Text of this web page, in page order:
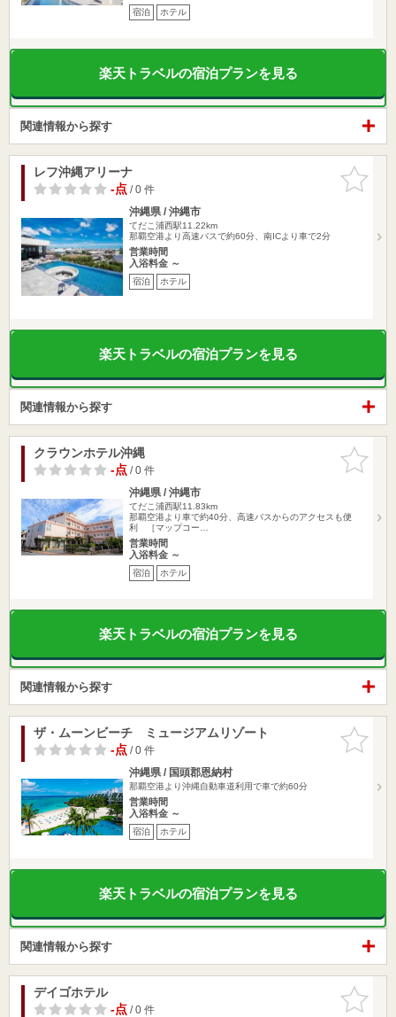
宿泊 ホテル
楽天トラベルの宿泊プランを見る
関連情報から探す
お気に入
りに追加
レフ沖縄アリーナ
-点/ 0 件
沖縄県 / 沖縄市
てだこ浦西駅11.22km
那覇空港より高速バスで約60分、南ICより車で2分
営業時間
入浴料金 ～
宿泊 ホテル
楽天トラベルの宿泊プランを見る
関連情報から探す
お気に入
りに追加
クラウンホテル沖縄
-点/ 0 件
沖縄県 / 沖縄市
てだこ浦西駅11.83km
那覇空港より車で約40分、高速バスからのアクセスも便
利 ［マップコー…
営業時間
入浴料金 ～
宿泊 ホテル
楽天トラベルの宿泊プランを見る
関連情報から探す
お気に入
りに追加
ザ・ムーンビーチ ミュージアムリゾート
-点/ 0 件
沖縄県 / 国頭郡恩納村
那覇空港より沖縄自動車道利用で車で約60分
営業時間
入浴料金 ～
宿泊 ホテル
楽天トラベルの宿泊プランを見る
関連情報から探す
お気に入
りに追加
デイゴホテル
-点/ 0 件